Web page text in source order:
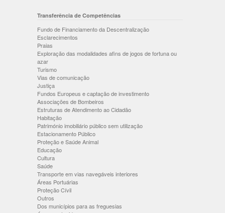
Transferência de Competências
Fundo de Financiamento da Descentralização
Esclarecimentos
Praias
Exploração das modalidades afins de jogos de fortuna ou
azar
Turismo
Vias de comunicação
Justiça
Fundos Europeus e captação de investimento
Associações de Bombeiros
Estruturas de Atendimento ao Cidadão
Habitação
Património imobiliário público sem utilização
Estacionamento Público
Proteção e Saúde Animal
Educação
Cultura
Saúde
Transporte em vias navegáveis interiores
Áreas Portuárias
Proteção Cívil
Outros
Dos municípios para as freguesias